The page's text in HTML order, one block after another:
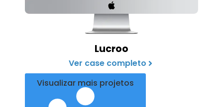
Lucroo
Ver case completo
Visualizar mais projetos